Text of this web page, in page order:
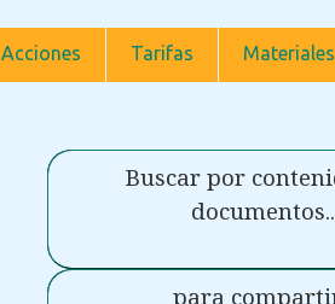
Acciones Tarifas Materiales
Buscar por
para